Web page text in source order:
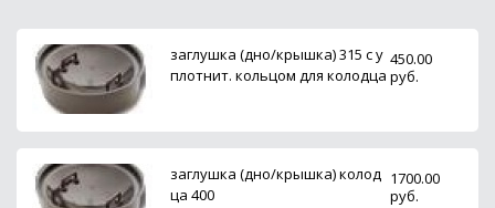
заглушка (дно/крышка) 315 с у
плотнит. кольцом для колодца
450.00
руб.
заглушка (дно/крышка) колод
ца 400
1700.00
руб.